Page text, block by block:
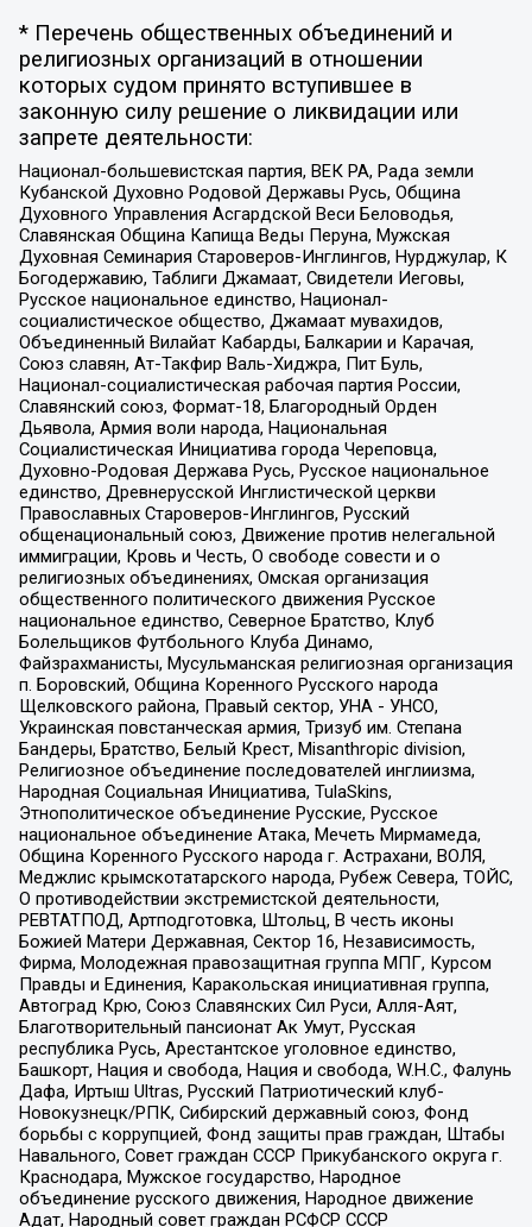
* Перечень общественных объединений и
религиозных организаций в отношении
которых судом принято вступившее в
законную силу решение о ликвидации или
запрете деятельности:
Национал-большевистская партия, ВЕК РА, Рада земли
Кубанской Духовно Родовой Державы Русь, Община
Духовного Управления Асгардской Веси Беловодья,
Славянская Община Капища Веды Перуна, Мужская
Духовная Семинария Староверов-Инглингов, Нурджулар, К
Богодержавию, Таблиги Джамаат, Свидетели Иеговы,
Русское национальное единство, Национал-
социалистическое общество, Джамаат мувахидов,
Объединенный Вилайат Кабарды, Балкарии и Карачая,
Союз славян, Ат-Такфир Валь-Хиджра, Пит Буль,
Национал-социалистическая рабочая партия России,
Славянский союз, Формат-18, Благородный Орден
Дьявола, Армия воли народа, Национальная
Социалистическая Инициатива города Череповца,
Духовно-Родовая Держава Русь, Русское национальное
единство, Древнерусской Инглистической церкви
Православных Староверов-Инглингов, Русский
общенациональный союз, Движение против нелегальной
иммиграции, Кровь и Честь, О свободе совести и о
религиозных объединениях, Омская организация
общественного политического движения Русское
национальное единство, Северное Братство, Клуб
Болельщиков Футбольного Клуба Динамо,
Файзрахманисты, Мусульманская религиозная организация
п. Боровский, Община Коренного Русского народа
Щелковского района, Правый сектор, УНА - УНСО,
Украинская повстанческая армия, Тризуб им. Степана
Бандеры, Братство, Белый Крест, Misanthropic division,
Религиозное объединение последователей инглиизма,
Народная Социальная Инициатива, TulaSkins,
Этнополитическое объединение Русские, Русское
национальное объединение Атака, Мечеть Мирмамеда,
Община Коренного Русского народа г. Астрахани, ВОЛЯ,
Меджлис крымскотатарского народа, Рубеж Севера, ТОЙС,
О противодействии экстремистской деятельности,
РЕВТАТПОД, Артподготовка, Штольц, В честь иконы
Божией Матери Державная, Сектор 16, Независимость,
Фирма, Молодежная правозащитная группа МПГ, Курсом
Правды и Единения, Каракольская инициативная группа,
Автоград Крю, Союз Славянских Сил Руси, Алля-Аят,
Благотворительный пансионат Ак Умут, Русская
республика Русь, Арестантское уголовное единство,
Башкорт, Нация и свобода, Нация и свобода, W.H.С., Фалунь
Дафа, Иртыш Ultras, Русский Патриотический клуб-
Новокузнецк/РПК, Сибирский державный союз, Фонд
борьбы с коррупцией, Фонд защиты прав граждан, Штабы
Навального, Совет граждан СССР Прикубанского округа г.
Краснодара, Мужское государство, Народное
объединение русского движения, Народное движение
Адат, Народный совет граждан РСФСР СССР